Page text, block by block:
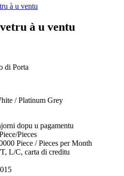
à u ventu
di Porta
/ Platinum Grey
dopu u pagamentu
Pieces
Piece / Pieces per Month
L/C, carta di creditu